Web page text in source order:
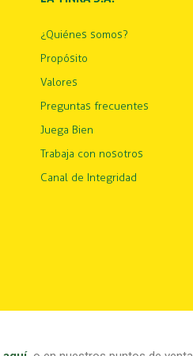
¿Quiénes somos?
Propósito
Valores
Preguntas frecuentes
Juega Bien
Trabaja con nosotros
Canal de Integridad